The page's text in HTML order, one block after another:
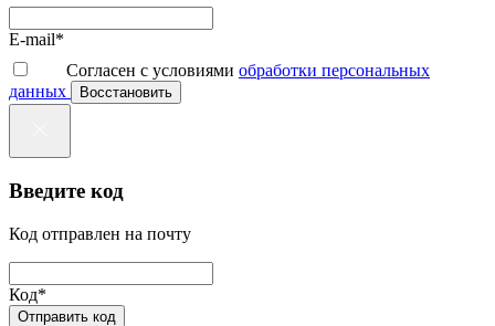
E-mail*
Согласен с условиями обработки персональных
данных
Восстановить
Введите код
Код отправлен на почту
Код*
Отправить код